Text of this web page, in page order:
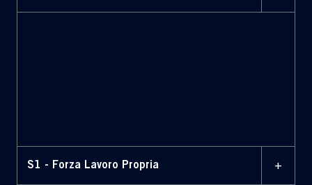
S1 - Forza Lavoro Propria +